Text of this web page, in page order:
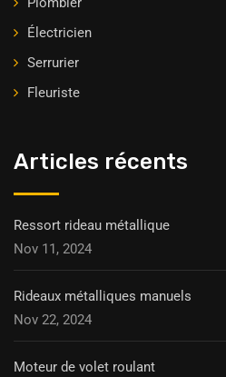
Électricien
Serrurier
Fleuriste
Articles récents
Ressort rideau métallique
Nov 11, 2024
Rideaux métalliques manuels
Nov 22, 2024
Moteur de volet roulant